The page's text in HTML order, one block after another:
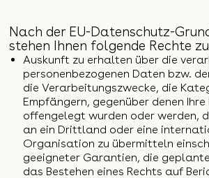
Nach der EU-Datenschutz-
stehen Ihnen folgende Rechte
Auskunft zu erhalten über die
personenbezogenen Daten bzw.
die Verarbeitungszwecke, die
Empfängern, gegenüber denen
offengelegt wurden oder werden,
an ein Drittland oder eine
Organisation zu übermitteln
geeigneter Garantien, die
das Bestehen eines Rechts auf